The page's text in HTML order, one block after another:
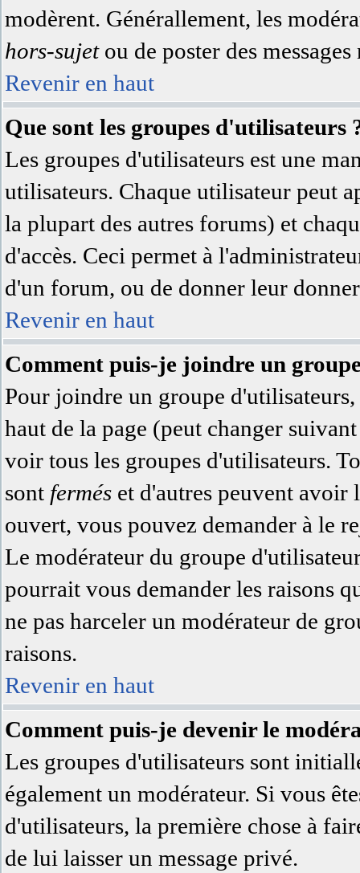
modèrent. Générallement, les
hors-sujetou de poster des
Revenir en haut
Que sont les groupes d'utilisateurs
Les groupes d'utilisateurs est une
utilisateurs. Chaque utilisateur peut
la plupart des autres forums) et
d'accès. Ceci permet à
d'un forum, ou de donner leur
Revenir en haut
Comment puis-je joindre un
Pour joindre un groupe
haut de la page (peut changer
voir tous les groupes d'utilisateurs.
sont fermés et d'autres peuvent
ouvert, vous pouvez demander à le
Le modérateur du groupe
pourrait vous demander les raisons
ne pas harceler un modérateur de
raisons.
Revenir en haut
Comment puis-je devenir le
Les groupes d'utilisateurs sont
également un modérateur. Si vous
d'utilisateurs, la première chose à
de lui laisser un message privé.